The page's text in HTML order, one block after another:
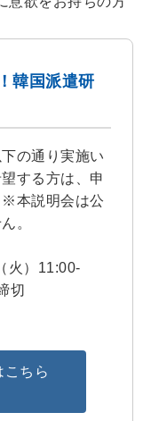
韓国派遣研
の通り実施い
する方は、申
※本説明会は公
。
火）11:00-
切
こちら